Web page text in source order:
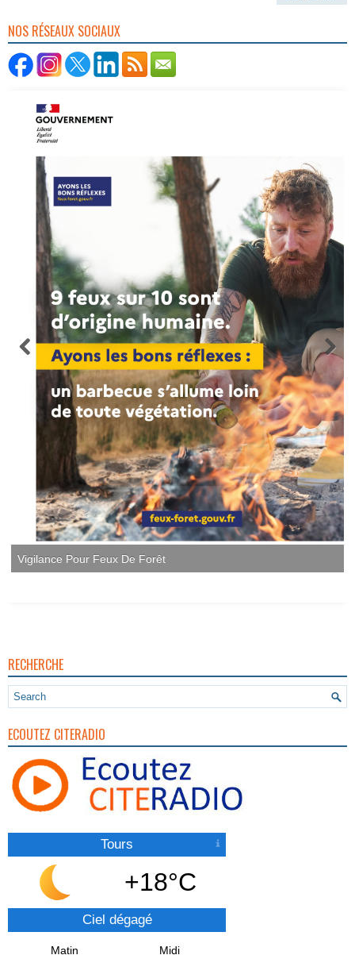
NOS RÉSEAUX SOCIAUX
Vigilance Pour Feux De Forêt
RECHERCHE
ECOUTEZ CITERADIO
Tours
+18°C
Ciel dégagé
Matin Midi